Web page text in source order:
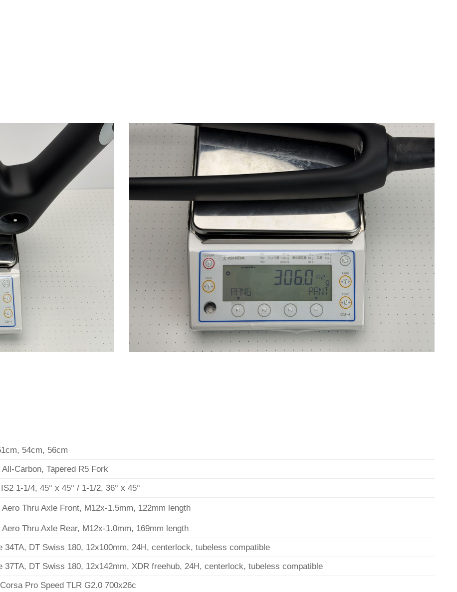
54cm, 56cm
All-Carbon, Tapered R5 Fork
IS2 1-1/4, 45° x 45° / 1-1/2, 36° x 45°
Aero Thru Axle Front, M12x-1.5mm, 122mm length
Aero Thru Axle Rear, M12x-1.0mm, 169mm length
34TA, DT Swiss 180, 12x100mm, 24H, centerlock, tubeless compatible
37TA, DT Swiss 180, 12x142mm, XDR freehub, 24H, centerlock, tubeless compatible
Pro Speed TLR G2.0 700x26c